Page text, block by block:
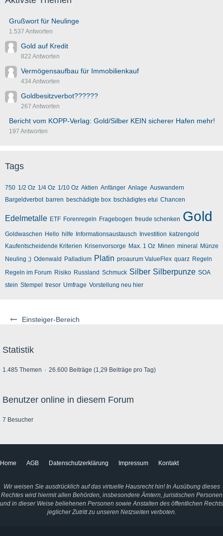
Einsteiger-Bereich
Grußwort für Neulinge
1.537 Antworten
Gold auf Kredit
822 Antworten
Vermögensaufbau für Immobilienkauf
434 Antworten
Goldbesitzverbot??????
267 Antworten
Bericht vom KOPP-Verlag: Gold/Silber KEIN sicherer Hafen mehr!
197 Antworten
Tags
750 1/2 Oz 1/4 Oz 1/10 Oz Aktien Anfänger Anlage Auswandern
Bargeldverbot barren beschädigte box bschädigtes etui Chancen
Edelmetalle ETF Forenregeln Fragebogen freude schenken Gold
Goldwaschen Hello hilfe Informationsaustausch Investition katzengold
Kaufentscheidende Kriterien Krisenvorsorge Max. 1 Oz Minen mineral
Münze
Neuling ;) Odenwald Palladium Platin proaurum ValueFlex quarz Regeln
Regeln im Forum Risiko Russland Schmuck Silber Silberpunze SOA
stein Stempel tresor Umfrage Vorstellung neu hier
Statistik
1.485 Themen 26.600 Beiträge (1,29 Beiträge pro Tag)
Benutzer online in diesem Forum
7 Besucher
Home AGB Datenschutzerklärung Impressum Kontakt
Wir weisen Sie ausdrücklich auf das virtuelle Hausrecht hin! In Ausübung dieses
Rechtes wird hiermit allen Behörden, insbesondere Ämtern, juristischen Personen
und in dieser Weise beliehenen Personen sowie Anstalten des öffentlichen Rechts
jeglicher Zutritt zu unseren Netzseiten verboten.